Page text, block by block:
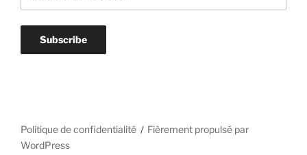
Politique de confidentialité
Fièrement propulsé par
WordPress